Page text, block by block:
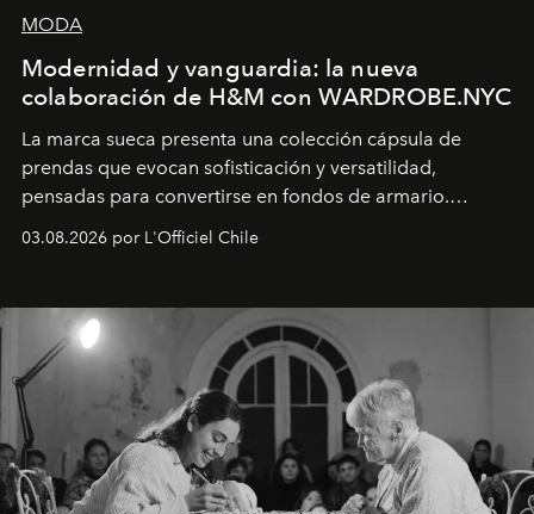
MODA
Modernidad y vanguardia: la nueva
colaboración de H&M con WARDROBE.NYC
La marca sueca presenta una colección cápsula de
prendas que evocan sofisticación y versatilidad,
pensadas para convertirse en fondos de armario.
Disponible en Chile desde el 6 de agosto.
03.08.2026 por L'Officiel Chile